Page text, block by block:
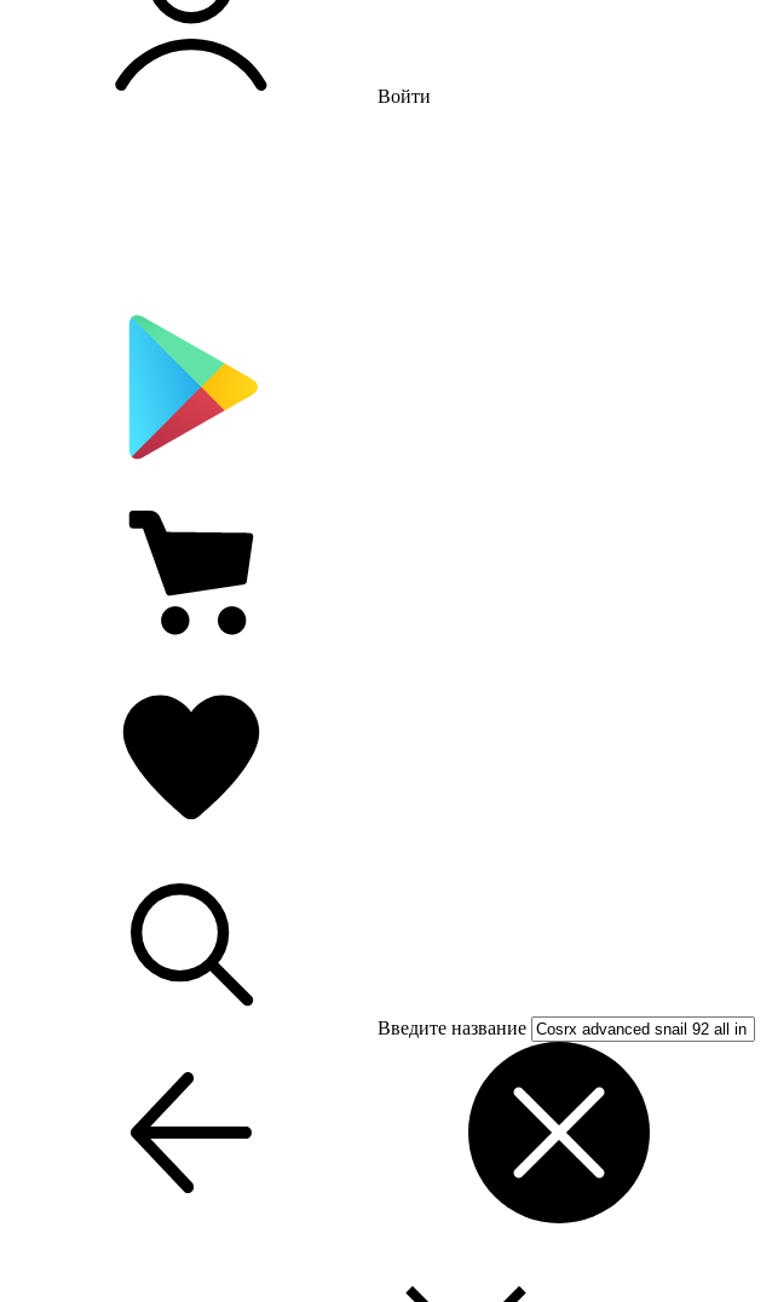
Войти
Введите название